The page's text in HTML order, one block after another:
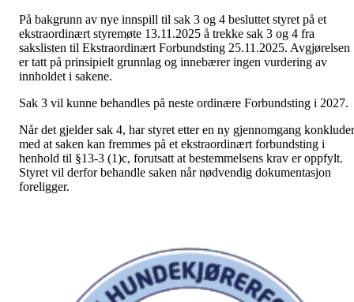
På bakgrunn av nye innspill til sak 3 og 4 besluttet styret på et
ekstraordinært styremøte 13.11.2025 å trekke sak 3 og 4 fra
sakslisten til Ekstraordinært Forbundsting 25.11.2025. Avgjørelsen
er tatt på prinsipielt grunnlag og innebærer ingen vurdering av
innholdet i sakene.
Sak 3 vil kunne behandles på neste ordinære Forbundsting i 2027.
Når det gjelder sak 4, har styret etter en ny gjennomgang
med at saken kan fremmes på et ekstraordinært forbundsting i
henhold til §13-3 (1)c, forutsatt at bestemmelsens krav er oppfylt.
Styret vil derfor behandle saken når nødvendig dokumentasjon
foreligger.